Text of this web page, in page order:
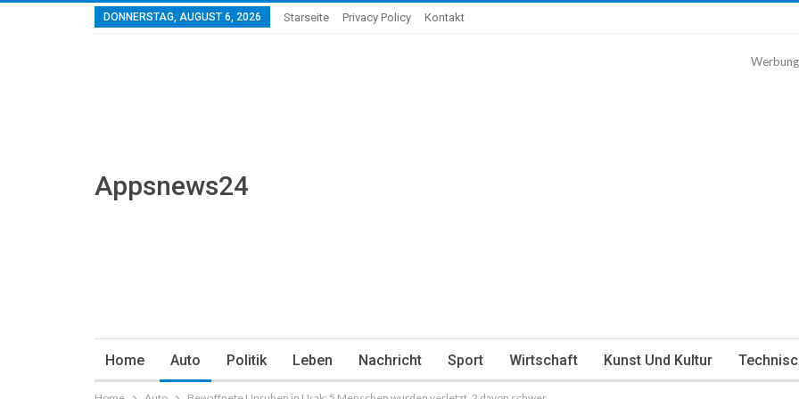
DONNERSTAG, AUGUST 6, 2026 Starseite Privacy Policy Kontakt
Appsnews24
Werbung
Home Auto Politik Leben Nachricht Sport Wirtschaft Kunst Und Kultur